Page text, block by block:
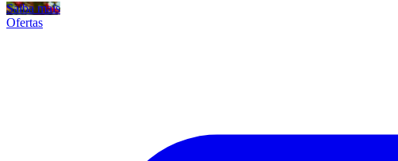
Saiba mais
Ofertas